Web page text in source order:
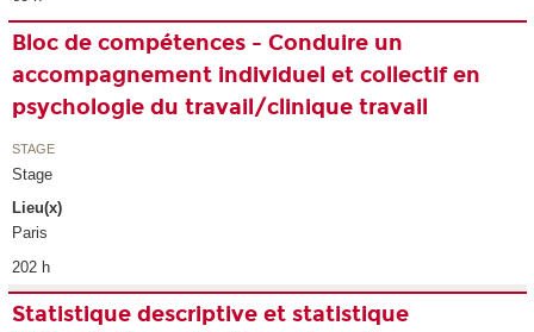
Bloc de compétences - Conduire un
accompagnement individuel et collectif en
psychologie du travail/clinique travail
STAGE
Stage
Lieu(x)
Paris
202 h
Statistique descriptive et statistique